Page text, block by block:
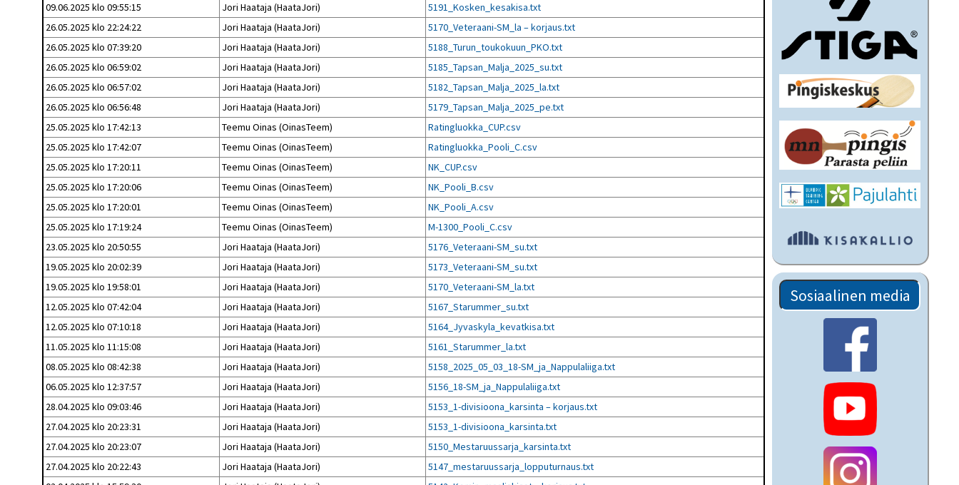
09.06.2025 klo 09:55:15
Jori Haataja (HaataJori)
5191_Kosken_kesakisa.txt
26.05.2025 klo 22:24:22
Jori Haataja (HaataJori)
5170_Veteraani-SM_la – korjaus.txt
26.05.2025 klo 07:39:20
Jori Haataja (HaataJori)
5188_Turun_toukokuun_PKO.txt
26.05.2025 klo 06:59:02
Jori Haataja (HaataJori)
5185_Tapsan_Malja_2025_su.txt
26.05.2025 klo 06:57:02
Jori Haataja (HaataJori)
5182_Tapsan_Malja_2025_la.txt
26.05.2025 klo 06:56:48
Jori Haataja (HaataJori)
5179_Tapsan_Malja_2025_pe.txt
25.05.2025 klo 17:42:13
Teemu Oinas (OinasTeem)
Ratingluokka_CUP.csv
25.05.2025 klo 17:42:07
Teemu Oinas (OinasTeem)
Ratingluokka_Pooli_C.csv
25.05.2025 klo 17:20:11
Teemu Oinas (OinasTeem)
NK_CUP.csv
25.05.2025 klo 17:20:06
Teemu Oinas (OinasTeem)
NK_Pooli_B.csv
25.05.2025 klo 17:20:01
Teemu Oinas (OinasTeem)
NK_Pooli_A.csv
25.05.2025 klo 17:19:24
Teemu Oinas (OinasTeem)
M-1300_Pooli_C.csv
23.05.2025 klo 20:50:55
Jori Haataja (HaataJori)
5176_Veteraani-SM_su.txt
19.05.2025 klo 20:02:39
Jori Haataja (HaataJori)
5173_Veteraani-SM_su.txt
19.05.2025 klo 19:58:01
Jori Haataja (HaataJori)
5170_Veteraani-SM_la.txt
12.05.2025 klo 07:42:04
Jori Haataja (HaataJori)
5167_Starummer_su.txt
12.05.2025 klo 07:10:18
Jori Haataja (HaataJori)
5164_Jyvaskyla_kevatkisa.txt
11.05.2025 klo 11:15:08
Jori Haataja (HaataJori)
5161_Starummer_la.txt
08.05.2025 klo 08:42:38
Jori Haataja (HaataJori)
5158_2025_05_03_18-SM_ja_Nappulaliiga.txt
06.05.2025 klo 12:37:57
Jori Haataja (HaataJori)
5156_18-SM_ja_Nappulaliiga.txt
28.04.2025 klo 09:03:46
Jori Haataja (HaataJori)
5153_1-divisioona_karsinta – korjaus.txt
27.04.2025 klo 20:23:31
Jori Haataja (HaataJori)
5153_1-divisioona_karsinta.txt
27.04.2025 klo 20:23:07
Jori Haataja (HaataJori)
5150_Mestaruussarja_karsinta.txt
27.04.2025 klo 20:22:43
Jori Haataja (HaataJori)
5147_mestaruussarja_lopputurnaus.txt
Sosiaalinen media